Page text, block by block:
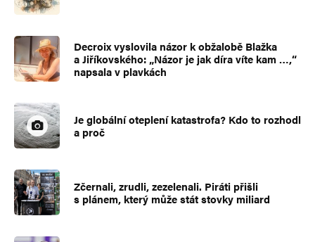
Decroix vyslovila názor k obžalobě Blažka
a Jiříkovského: „Názor je jak díra víte kam …,“
napsala v plavkách
Je globální oteplení katastrofa? Kdo to rozhodl
a proč
Zčernali, zrudli, zezelenali. Piráti přišli
s plánem, který může stát stovky miliard